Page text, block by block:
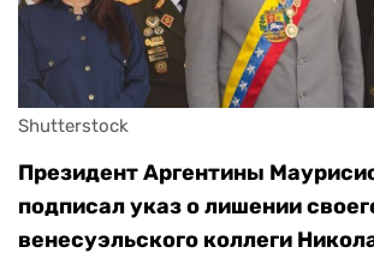
Shutterstock
Президент Аргентины
подписал указ о лишении
венесуэльского коллеги